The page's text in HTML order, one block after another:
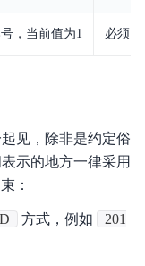
，当前值为1 必须
见，除非是约定俗
示的地方一律采用
：
方式，例如
201